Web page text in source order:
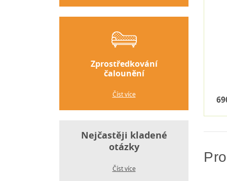
Zprostředkování
čalounění
Číst více
Nejčastěji kladené
otázky
Číst více